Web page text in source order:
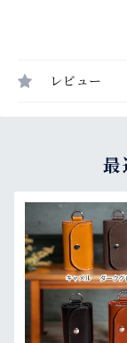
レビュー
最